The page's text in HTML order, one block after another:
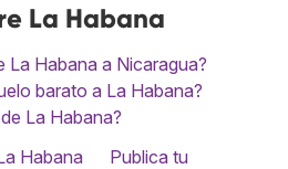
La Habana
La Habana a Nicaragua?
barato a La Habana?
La Habana?
Habana
Publica tu